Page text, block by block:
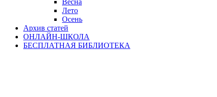
Весна
Лето
Осень
Архив статей
ОНЛАЙН-ШКОЛА
БЕСПЛАТНАЯ БИБЛИОТЕКА